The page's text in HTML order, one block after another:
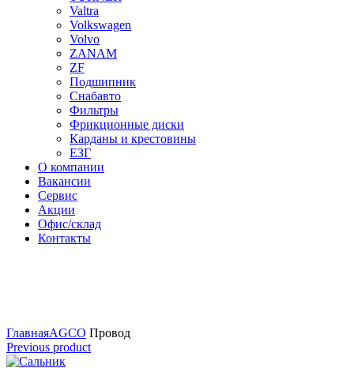
Valtra
Volkswagen
Volvo
ZANAM
ZF
Подшипник
Снабавто
Фильтры
Фрикционные диски
Карданы и крестовины
ЕЗГ
О компании
Вакансии
Сервис
Акции
Офис/склад
Контакты
ГлавнаяAGCO Провод
Previous product